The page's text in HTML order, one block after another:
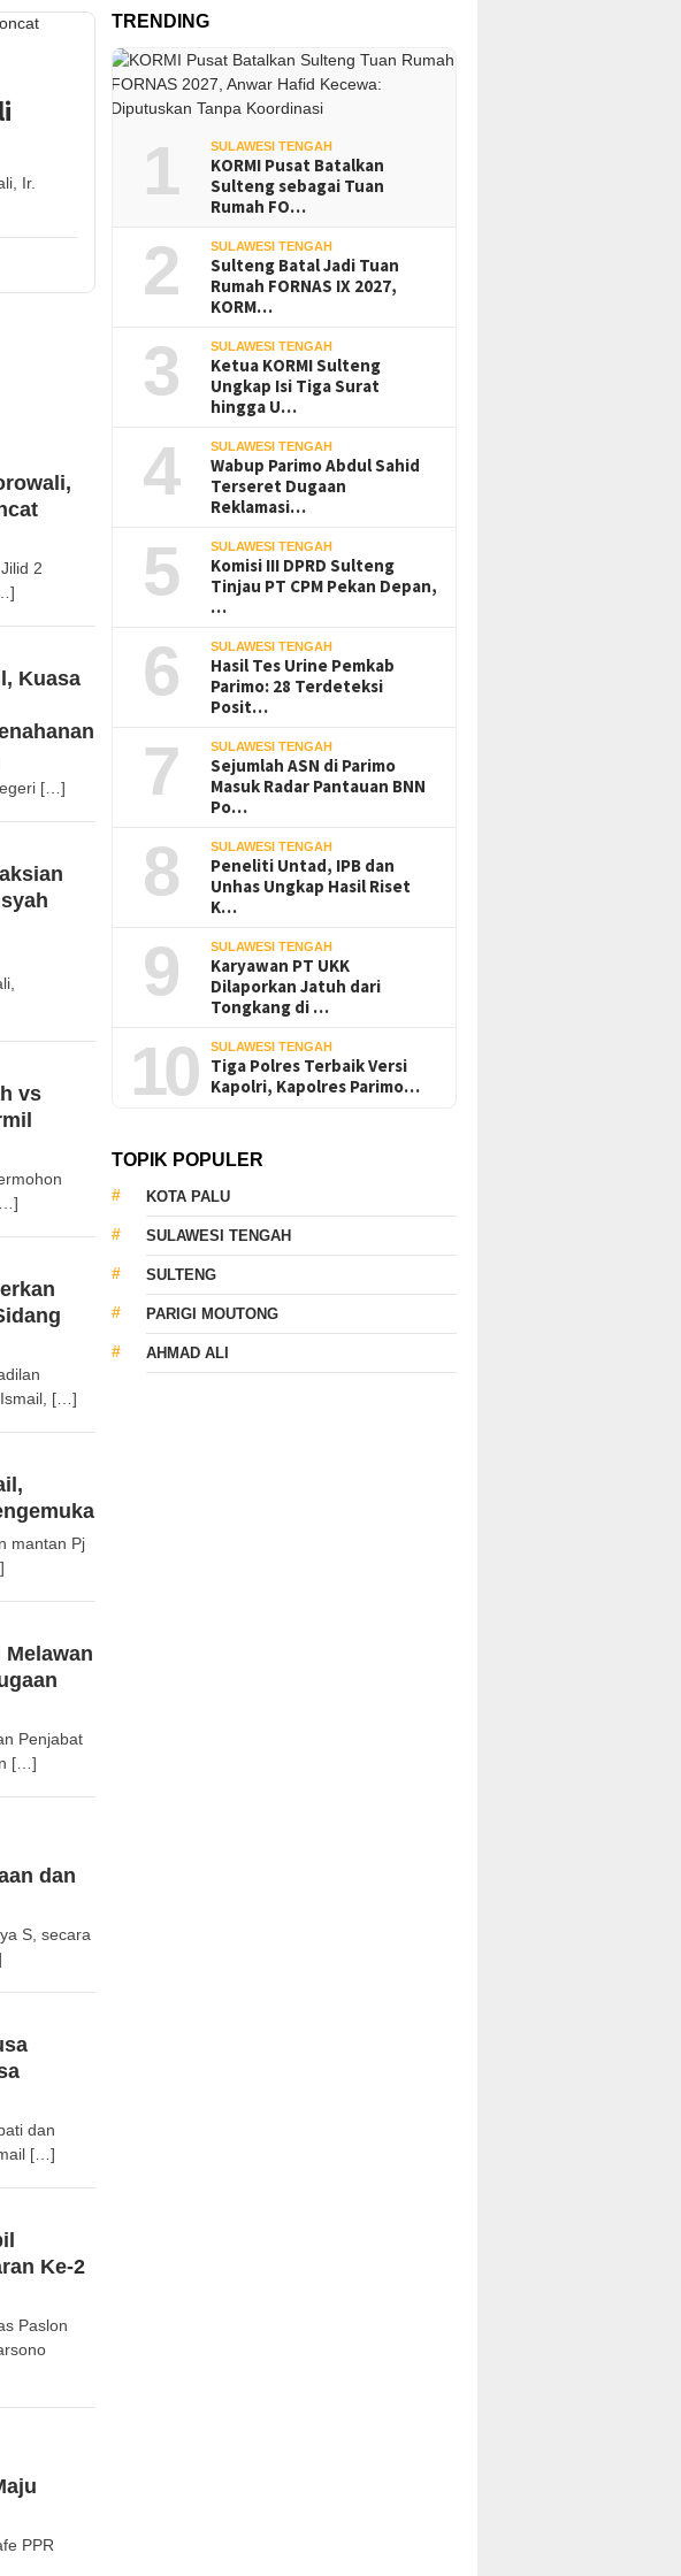
Ir.
2
Kuasa
[…]
vs
Ismail, […]
mantan Pj
Penjabat
[…]
dan
S, secara
dan
[…]
Ke-2
Paslon
PPR
TRENDING
1 SULAWESI TENGAH
KORMI Pusat Batalkan
Sulteng sebagai Tuan
Rumah FO…
2 SULAWESI TENGAH
Sulteng Batal Jadi Tuan
Rumah FORNAS IX 2027,
KORM…
3 SULAWESI TENGAH
Ketua KORMI Sulteng
Ungkap Isi Tiga Surat
hingga U…
4 SULAWESI TENGAH
Wabup Parimo Abdul Sahid
Terseret Dugaan
Reklamasi…
5 SULAWESI TENGAH
Komisi III DPRD Sulteng
Tinjau PT CPM Pekan Depan,
…
6 SULAWESI TENGAH
Hasil Tes Urine Pemkab
Parimo: 28 Terdeteksi
Posit…
7 SULAWESI TENGAH
Sejumlah ASN di Parimo
Masuk Radar Pantauan BNN
Po…
8 SULAWESI TENGAH
Peneliti Untad, IPB dan
Unhas Ungkap Hasil Riset
K…
9 SULAWESI TENGAH
Karyawan PT UKK
Dilaporkan Jatuh dari
Tongkang di …
10 SULAWESI TENGAH
Tiga Polres Terbaik Versi
Kapolri, Kapolres Parimo…
TOPIK POPULER
KOTA PALU
SULAWESI TENGAH
SULTENG
PARIGI MOUTONG
AHMAD ALI